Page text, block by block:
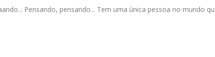
Pensando, pensando... Tem uma única pessoa no mundo